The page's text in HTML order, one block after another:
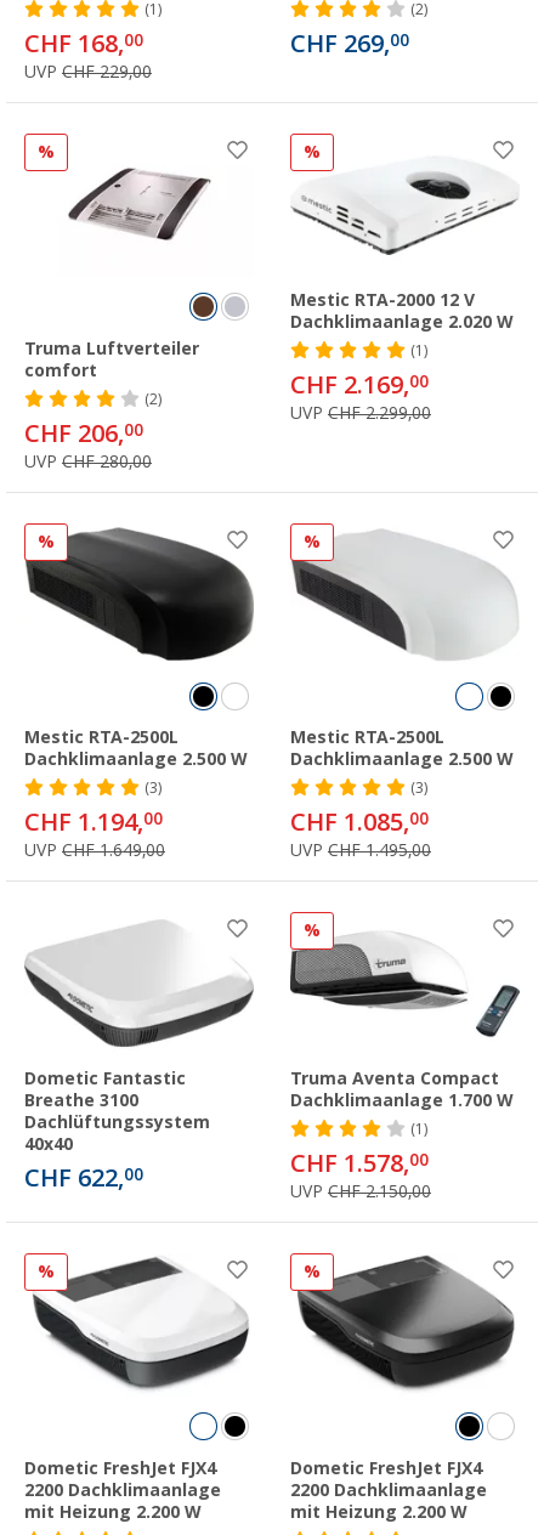
(1)
CHF 168,00
UVP CHF 229,00
(2)
CHF 269,00
%
Truma Luftverteiler
comfort
(2)
CHF 206,00
UVP CHF 280,00
%
Mestic RTA-2000 12 V
Dachklimaanlage 2.020 W
(1)
CHF 2.169,00
UVP CHF 2.299,00
%
Mestic RTA-2500L
Dachklimaanlage 2.500 W
(3)
CHF 1.194,00
UVP CHF 1.649,00
%
Mestic RTA-2500L
Dachklimaanlage 2.500 W
(3)
CHF 1.085,00
UVP CHF 1.495,00
Dometic Fantastic
Breathe 3100
Dachlüftungssystem
40x40
CHF 622,00
%
Truma Aventa Compact
Dachklimaanlage 1.700 W
(1)
CHF 1.578,00
UVP CHF 2.150,00
%
Dometic FreshJet FJX4
2200 Dachklimaanlage
mit Heizung 2.200 W
%
Dometic FreshJet FJX4
2200 Dachklimaanlage
mit Heizung 2.200 W